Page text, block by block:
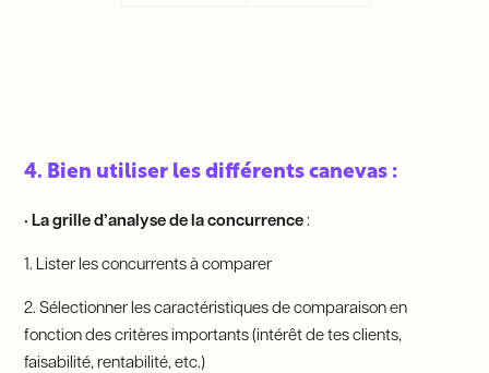
4. Bien utiliser les différents canevas :
•La grille d’analyse de la concurrence :
1. Lister les concurrents à comparer
2. Sélectionner les caractéristiques de comparaison en
fonction des critères importants (intérêt de tes clients,
faisabilité, rentabilité, etc.)